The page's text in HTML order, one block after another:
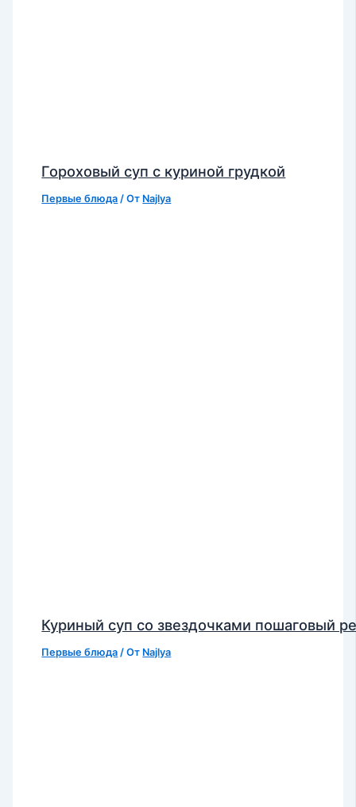
Гороховый суп с куриной грудкой
Первые блюда / От Najlya
Куриный суп со звездочками пошаговый
Первые блюда / От Najlya